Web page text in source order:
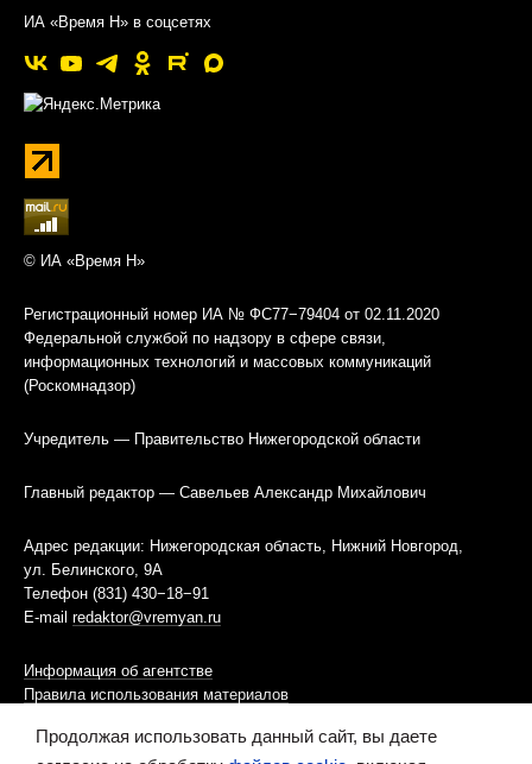
ИА «Время Н» в соцсетях
© ИА «Время Н»
Регистрационный номер ИА № ФС77−79404 от 02.11.2020
Федеральной службой по надзору в сфере связи,
информационных технологий и массовых коммуникаций
(Роскомнадзор)
Учредитель — Правительство Нижегородской области
Главный редактор — Савельев Александр Михайлович
Адрес редакции: Нижегородская область, Нижний Новгород,
ул. Белинского, 9А
Телефон (831) 430−18−91
E-mail redaktor@vremyan.ru
Информация об агентстве
Правила использования материалов
Информационная политика использования «cookies»-файлов
Продолжая использовать данный сайт, вы даете